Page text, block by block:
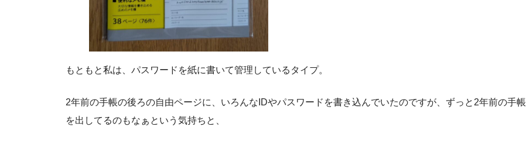
もともと私は、パスワードを紙に書いて管理しているタイプ。
2年前の手帳の後ろの自由ページに、いろんなIDやパスワードを書き込んでいたのですが、ずっと2年前の手帳
を出してるのもなぁという気持ちと、